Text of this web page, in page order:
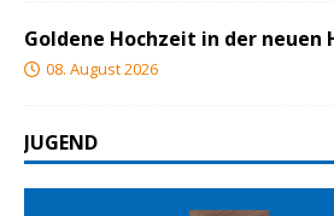
Goldene Hochzeit in der neuen
08. August 2026
JUGEND